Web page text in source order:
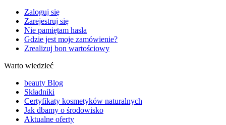
Zaloguj się
Zarejestruj się
Nie pamiętam hasła
Gdzie jest moje zamówienie?
Zrealizuj bon wartościowy
Warto wiedzieć
beauty Blog
Składniki
Certyfikaty kosmetyków naturalnych
Jak dbamy o środowisko
Aktualne oferty